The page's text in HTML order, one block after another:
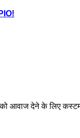
को आवाज देने के लिए